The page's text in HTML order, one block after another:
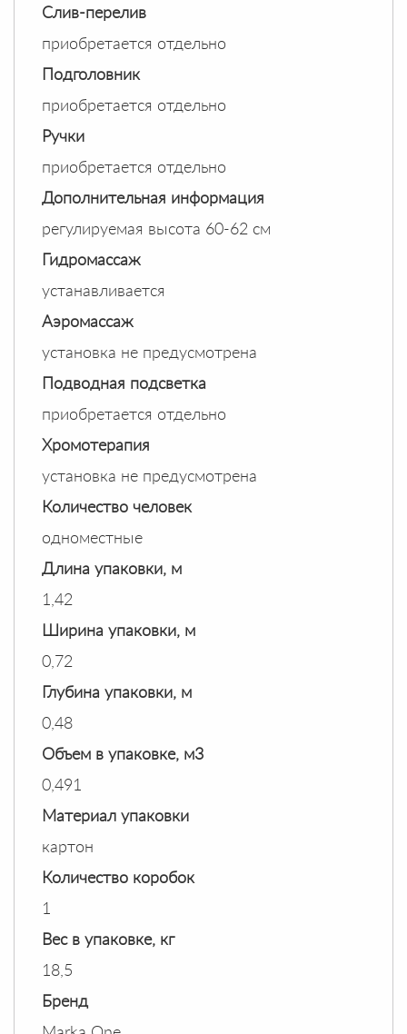
Слив-перелив
приобретается отдельно
Подголовник
приобретается отдельно
Ручки
приобретается отдельно
Дополнительная информация
регулируемая высота 60-62 см
Гидромассаж
устанавливается
Аэромассаж
установка не предусмотрена
Подводная подсветка
приобретается отдельно
Хромотерапия
установка не предусмотрена
Количество человек
одноместные
Длина упаковки, м
1,42
Ширина упаковки, м
0,72
Глубина упаковки, м
0,48
Объем в упаковке, м3
0,491
Материал упаковки
картон
Количество коробок
1
Вес в упаковке, кг
18,5
Бренд